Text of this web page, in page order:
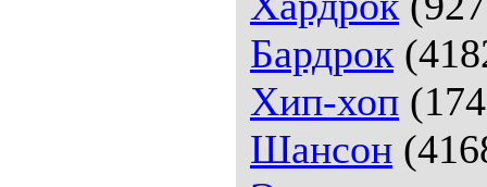
Бардрок
Хип-хоп
Шансон